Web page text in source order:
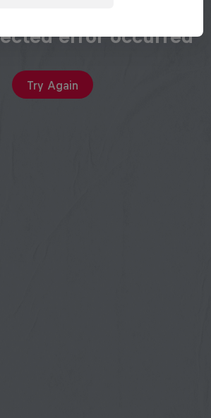
error occurred
Try Again